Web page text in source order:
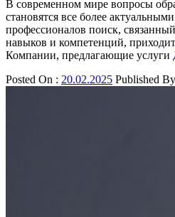
В современном мире вопросы
становятся все более
профессионалов поиск,
навыков и компетенций,
Компании, предлагающие услуги
Posted On : 20.02.2025 Published